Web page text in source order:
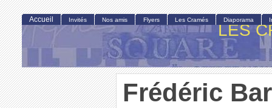
LES
Frédéric
Accueil Invités Nos amis Flyers Les Cramés Diaporama